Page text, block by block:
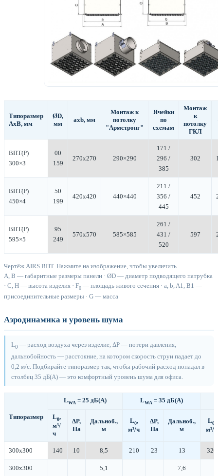
Типоразмер
АхВ, мм
ØD,
мм
aхb, мм
Монтаж к
потолку
"Армстронг"
Ячейки
по
схемам
Монтаж
к
потолку
ГКЛ
ВПТ(Р)
300×3
00
159
270х270 290×290
171 /
296 /
385
302
ВПТ(Р)
450×4
50
199
420х420 440×440
211 /
356 /
445
452
ВПТ(Р)
595×5
95
249
570х570 585×585
261 /
431 /
520
597
Чертёж AIRS ВПТ. Нажмите на изображение, чтобы увеличить.
A, B — габаритные размеры панели · ØD — диаметр подводящего патрубка
· C, H — высота изделия · F0 — площадь живого сечения · a, b, A1, B1 —
присоединительные размеры · G — масса
Аэродинамика и уровень шума
L0 — расход воздуха через изделие, ΔP — потери давления,
дальнобойность — расстояние, на котором скорость струи падает до
0,2 м/с. Подбирайте типоразмер так, чтобы рабочий расход попадал в
столбец 35 дБ(А) — это комфортный уровень шума для офиса.
Типоразмер
LWA = 25 дБ(А) LWA = 35 дБ(А)
L0,
м³/
ч
ΔP,
Па
Дальноб.,
м
L0,
м³/ч
ΔP,
Па
Дальноб.,
м
L0
м³/ч
300х300 140 10 8,5 210 23 13 320
300х300 5,1 7,6